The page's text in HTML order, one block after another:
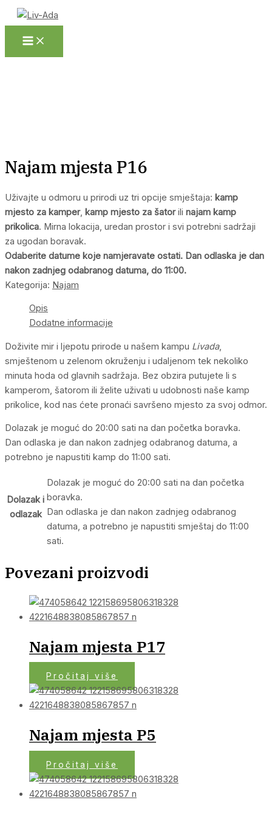
Skip
content
Menu
Najam mjesta P16
Uživajte u odmoru u prirodi uz tri opcije smještaja: kamp
mjesto za kamper, kamp mjesto za šatorili najam kamp
prikolica. Mirna lokacija, uredan prostor i svi potrebni sadržaji
za ugodan boravak.
Odaberite datume koje namjeravate ostati. Dan odlaska je dan
nakon zadnjeg odabranog datuma, do 11:00.
Kategorija: Najam
Opis
Dodatne informacije
Doživite mir i ljepotu prirode u našem kampu Livada,
smještenom u zelenom okruženju i udaljenom tek nekoliko
minuta hoda od glavnih sadržaja. Bez obzira putujete li s
kamperom, šatorom ili želite uživati u udobnosti naše kamp
prikolice, kod nas ćete pronaći savršeno mjesto za svoj odmor.
Dolazak je moguć do 20:00 sati na dan početka boravka.
Dan odlaska je dan nakon zadnjeg odabranog datuma, a
potrebno je napustiti kamp do 11:00 sati.
Dolazak i
odlazak
Dolazak je moguć do 20:00 sati na dan početka
boravka.
Dan odlaska je dan nakon zadnjeg odabranog
datuma, a potrebno je napustiti smještaj do 11:00
sati.
Povezani proizvodi
Najam mjesta P17
Pročitaj više
Najam mjesta P5
Pročitaj više